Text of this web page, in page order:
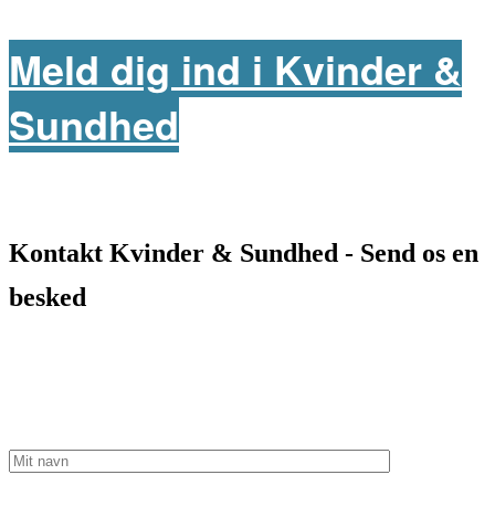
Meld dig ind i Kvinder &
Sundhed
Kontakt Kvinder & Sundhed - Send os en
besked